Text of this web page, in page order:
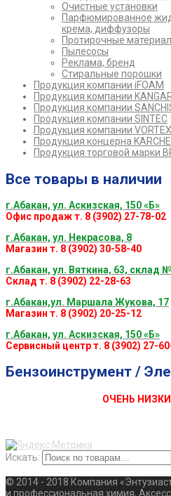
Очистные установки
Парфюмированное
крема, диффузоры
Протирочные
Пылесосы
Реклама, бренд
Стиральные порошки
Продукция компании iFOAM
Продукция компании
Продукция компании
Продукция компании SINTEC
Продукция компании VORTEX
Продукция концерна
Продукция торговой марки
Все товары в наличии
г.Абакан, ул. Аскизская, 150 «Б»
Офис продаж т. 8 (3902) 27-78-02
г.Абакан, ул. Некрасова, 8
Магазин т. 8 (3902) 30-58-40
г.Абакан, ул. Вяткина, 63, склад
Склад т. 8 (3902) 22-28-63
г.Абакан,ул. Маршала Жукова, 17
Магазин т. 8 (3902) 20-25-12
г.Абакан, ул. Аскизская, 150 «Б»
Сервисный центр т. 8 (3902) 27-
Бензоинструмент /
ОЧЕНЬ
Искать:
© 2014 - 2018 Компания
и профессиональная химия,